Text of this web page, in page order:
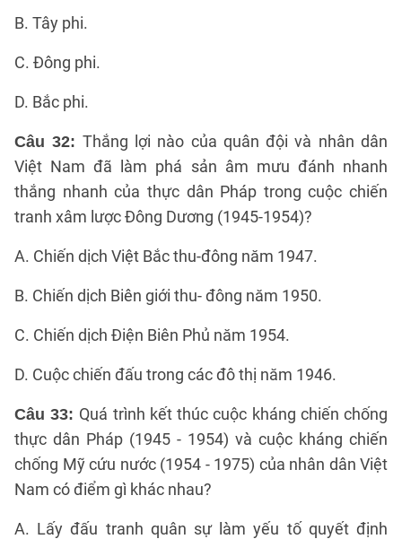
B. Tây phi.
C. Đông phi.
D. Bắc phi.
Câu 32: Thắng lợi nào của quân đội và nhân dân
Việt Nam đã làm phá sản âm mưu đánh nhanh
thắng nhanh của thực dân Pháp trong cuộc chiến
tranh xâm lược Đông Dương (1945-1954)?
A. Chiến dịch Việt Bắc thu-đông năm 1947.
B. Chiến dịch Biên giới thu- đông năm 1950.
C. Chiến dịch Điện Biên Phủ năm 1954.
D. Cuộc chiến đấu trong các đô thị năm 1946.
Câu 33: Quá trình kết thúc cuộc kháng chiến chống
thực dân Pháp (1945 - 1954) và cuộc kháng chiến
chống Mỹ cứu nước (1954 - 1975) của nhân dân Việt
Nam có điểm gì khác nhau?
A. Lấy đấu tranh quân sự làm yếu tố quyết định